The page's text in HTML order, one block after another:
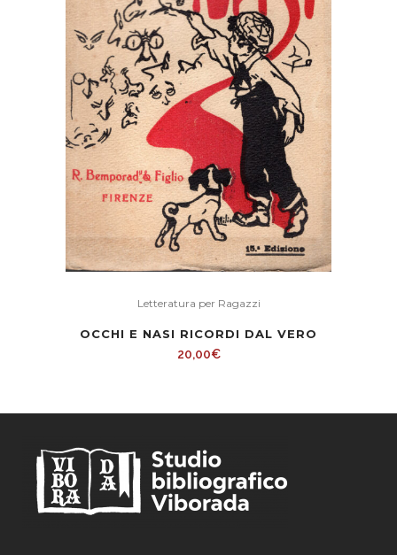
Letteratura per Ragazzi
OCCHI E NASI RICORDI DAL VERO
20,00€